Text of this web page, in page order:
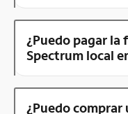
¿Puedo pagar
Spectrum local
¿Puedo